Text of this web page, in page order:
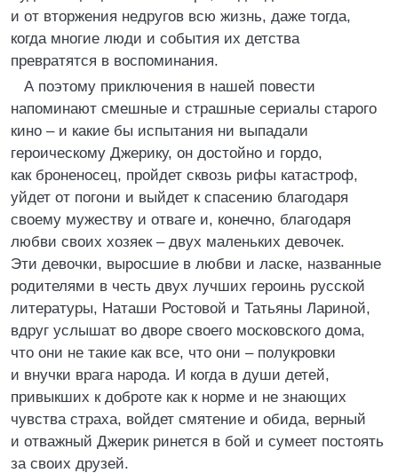
и от вторжения недругов всю жизнь, даже тогда,
когда многие люди и события их детства
превратятся в воспоминания.
А поэтому приключения в нашей повести
напоминают смешные и страшные сериалы старого
кино – и какие бы испытания ни выпадали
героическому Джерику, он достойно и гордо,
как броненосец, пройдет сквозь рифы катастроф,
уйдет от погони и выйдет к спасению благодаря
своему мужеству и отваге и, конечно, благодаря
любви своих хозяек – двух маленьких девочек.
Эти девочки, выросшие в любви и ласке, названные
родителями в честь двух лучших героинь русской
литературы, Наташи Ростовой и Татьяны Лариной,
вдруг услышат во дворе своего московского дома,
что они не такие как все, что они – полукровки
и внучки врага народа. И когда в души детей,
привыкших к доброте как к норме и не знающих
чувства страха, войдет смятение и обида, верный
и отважный Джерик ринется в бой и сумеет постоять
за своих друзей.